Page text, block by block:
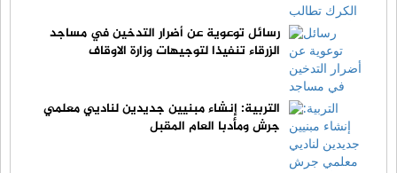
رسائل توعوية عن أضرار التدخين في مساجد
الزرقاء تنفيذا لتوجيهات وزارة الاوقاف
التربية: إنشاء مبنيين جديدين لناديي معلمي
جرش ومأدبا العام المقبل